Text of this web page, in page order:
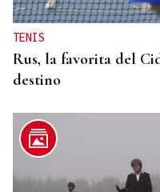
TENIS
Rus, la favorita del
destino